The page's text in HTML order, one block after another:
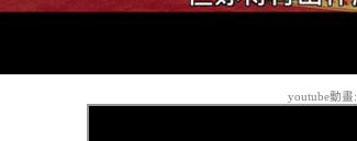
youtube動畫: